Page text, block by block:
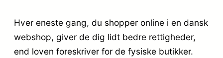
Hver eneste gang, du shopper online i en dansk
webshop, giver de dig lidt bedre rettigheder,
end loven foreskriver for de fysiske butikker.